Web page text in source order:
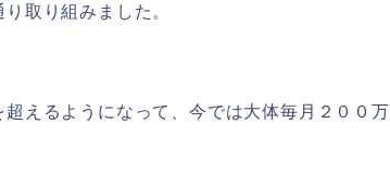
取り組みました。
えるようになって、今では大体毎月２００万